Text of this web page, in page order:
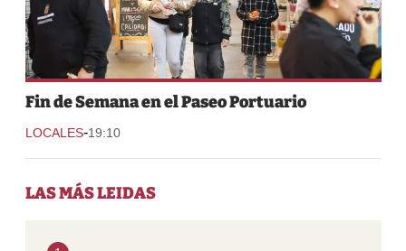
Fin de Semana en el Paseo Portuario
LOCALES-19:10
LAS MÁS LEIDAS